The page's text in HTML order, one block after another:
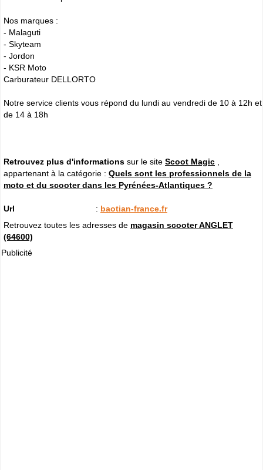
Nos marques :
- Malaguti
- Skyteam
- Jordon
- KSR Moto
Carburateur DELLORTO
Notre service clients vous répond du lundi au vendredi de 10 à 12h et
de 14 à 18h
Retrouvez plus d'informations sur le site Scoot Magic
appartenant à la catégorie : Quels sont les professionnels de la
moto et du scooter dans les Pyrénées-Atlantiques ?
Url : baotian-france.fr
Retrouvez toutes les adresses de magasin scooter ANGLET
(64600)
Publicité